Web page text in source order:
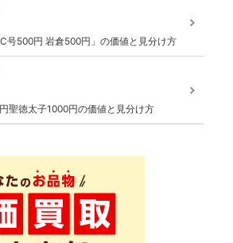
号500円 岩倉500円」の価値と見分け方
聖徳太子1000円の価値と見分け方